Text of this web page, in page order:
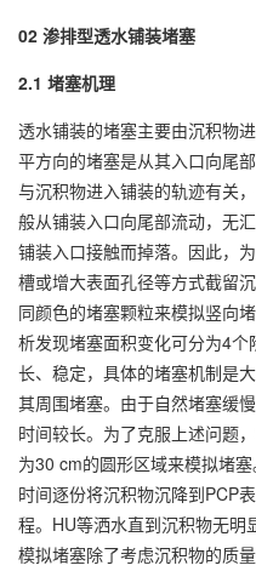
02 渗排型透水铺装堵塞
2.1 堵塞机理
透水铺装的堵塞主要由沉积物
平方向的堵塞是从其入口向尾
与沉积物进入铺装的轨迹有关
般从铺装入口向尾部流动，无
铺装入口接触而掉落。因此，
槽或增大表面孔径等方式截留
同颜色的堵塞颗粒来模拟竖向
析发现堵塞面积变化可分为4
长、稳定，具体的堵塞机制是
其周围堵塞。由于自然堵塞缓
时间较长。为了克服上述问题
为30 cm的圆形区域来模拟堵
时间逐份将沉积物沉降到PCP
程。HU等洒水直到沉积物无明
模拟堵塞除了考虑沉积物的质